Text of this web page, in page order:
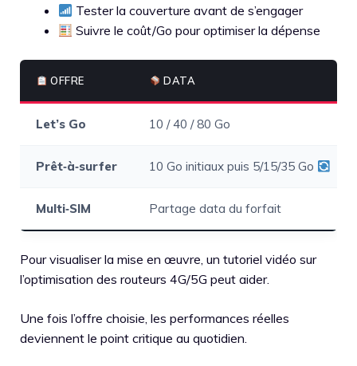
Tester la couverture avant de s’engager
Suivre le coût/Go pour optimiser la dépense
OFFRE DATA
Let’s Go 10 / 40 / 80 Go
Prêt‑à‑surfer 10 Go initiaux puis 5/15/35 Go
Multi‑SIM Partage data du forfait
Pour visualiser la mise en œuvre, un tutoriel vidéo sur
l’optimisation des routeurs 4G/5G peut aider.
Une fois l’offre choisie, les performances réelles
deviennent le point critique au quotidien.